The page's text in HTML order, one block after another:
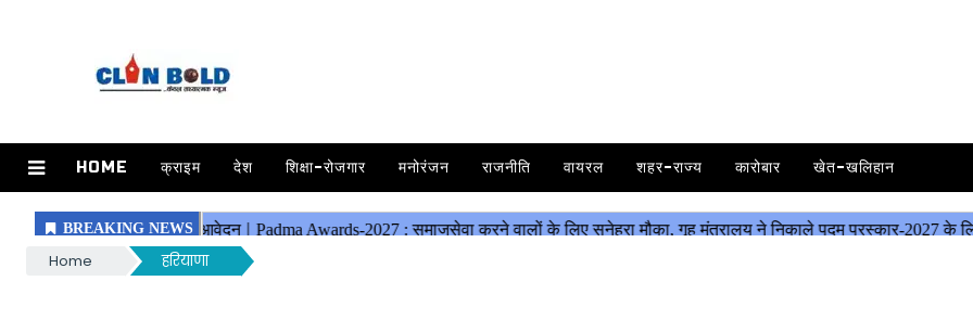
HOME क्राइम देश शिक्षा-रोजगार मनोरंजन राजनीति वायरल शहर-राज्य कारोबार खेत-खलिहान
Home हरियाणा